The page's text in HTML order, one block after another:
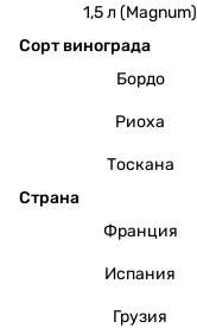
1,5 л (Magnum)
Сорт винограда
Бордо
Риоха
Тоскана
Страна
Франция
Испания
Грузия